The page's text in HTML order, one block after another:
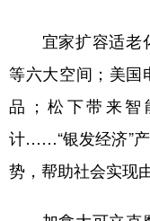
宜家扩容适老化
等六大空间；美国
品；松下带来智
计……“银发经济”
势，帮助社会实现